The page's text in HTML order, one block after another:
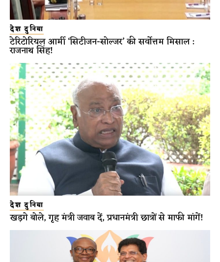
देश दुनिया
टेरिटोरियल आर्मी ‘सिटीजन-सोल्जर’ की सर्वोत्तम मिसाल :
राजनाथ सिंह!
देश दुनिया
खड़गे बोले, गृह मंत्री जवाब दें, प्रधानमंत्री छात्रों से माफी मांगें!